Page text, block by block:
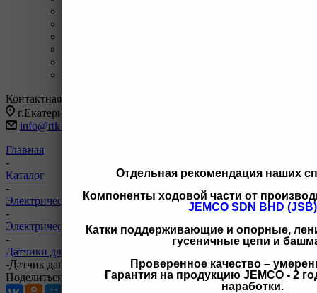
Отдельная рекомендация наших
Компоненты ходовой части от
JEMCO SDN BHD (JSB)
Катки поддерживающие и опорные,
гусеничные цепи и
Проверенное качество –
Гарантия на продукцию JEMCO - 2
наработки.
Контактная информация
г.Екатеринбург, ул Черняховского 86 корп 9/3
info@rtk-parts.ru
Главная
-
Каталог
-
Электрическая система
-
Электрическая система для Komatsu
-
Датчики для Komatsu
-Датчик давления гидравлики ACT 7861-93-1840 7861-93-1840
Поделиться